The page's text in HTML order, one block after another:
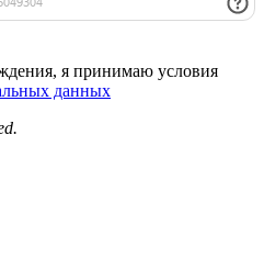
я принимаю условия
данных